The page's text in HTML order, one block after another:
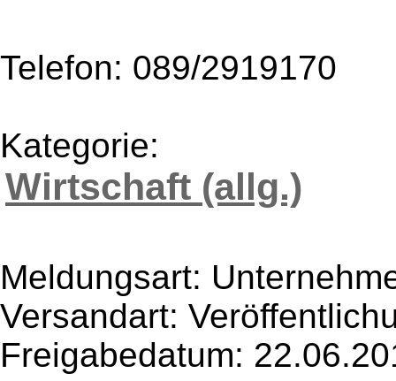
Telefon: 089/2919170
Kategorie:
Wirtschaft (allg.)
Meldungsart:
Versandart:
Freigabedatum: